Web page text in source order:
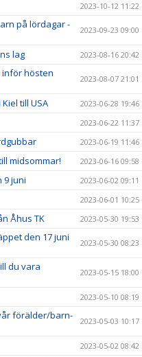
2023-10-12 11:22
på lördagar -
2023-09-23 09:00
lag 2023-08-16 20:42
inför hösten
2023-08-07 21:01
till USA 2023-06-28 19:46
2023-06-22 11:37
2023-06-19 11:46
midsommar! 2023-06-16 09:58
9 juni
2023-06-02 09:11
2023-06-01 10:25
Åhus TK 2023-05-30 19:53
den 17 juni
2023-05-30 08:23
du vara
2023-05-15 18:00
2023-05-10 08:19
förälder/barn-
2023-05-03 10:17
2023-05-02 08:42